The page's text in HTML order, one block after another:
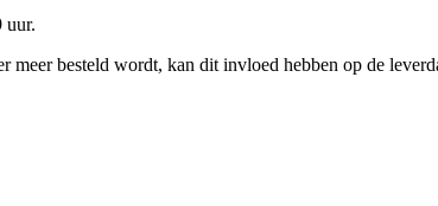
uur.
besteld wordt, kan dit invloed hebben op de